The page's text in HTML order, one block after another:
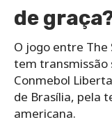
de
O jogo entre The
tem transmissão
Conmebol
de Brasília, pela
americana.